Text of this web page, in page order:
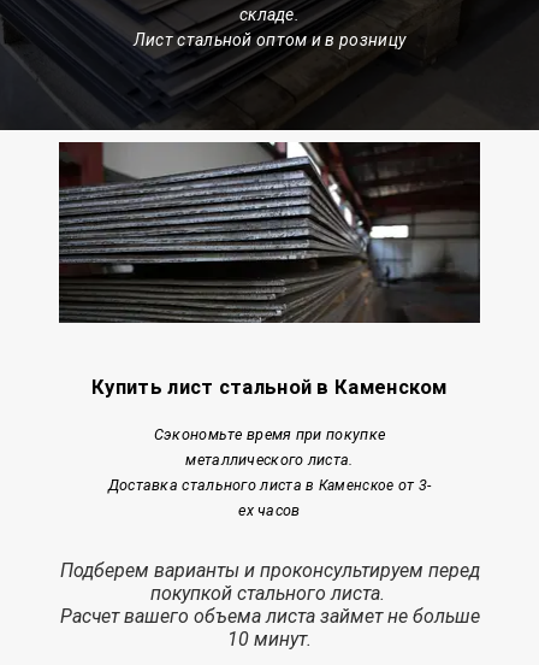
складе.
Лист стальной оптом и в розницу
Купить лист стальной в Каменском
Сэкономьте время при покупке
металлического листа.
Доставка стального листав Каменское от 3-
ех часов
Подберем варианты и проконсультируем перед
покупкой стального листа.
Расчетвашего объема листа займетне больше
10 минут.